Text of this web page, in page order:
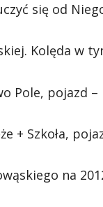
się od
Kolęda w
Pole, pojazd
+ Szkoła,
na